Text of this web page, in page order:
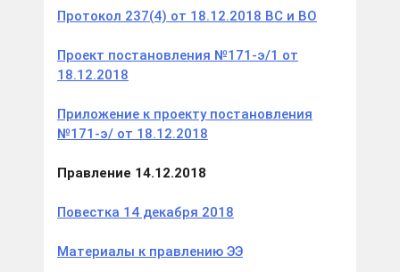
Протокол 237(4) от 18.12.2018 ВС и ВО
Проект постановления №171-э/1 от
18.12.2018
Приложение к проекту постановления
№171-э/ от 18.12.2018
Правление 14.12.2018
Повестка 14 декабря 2018
Материалы к правлению ЭЭ